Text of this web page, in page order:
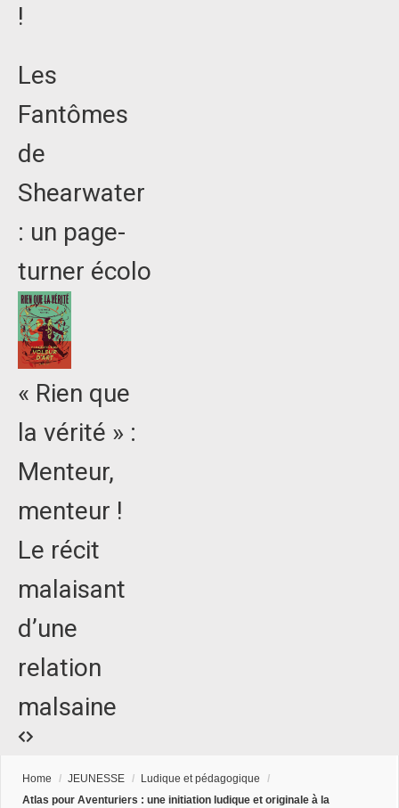
!
Les
Fantômes
de
Shearwater
: un page-
turner écolo
« Rien que
la vérité » :
Menteur,
menteur !
Le récit
malaisant
d’une
relation
malsaine
Home / JEUNESSE / Ludique et pédagogique
/
Atlas pour Aventuriers : une initiation ludique et originale à la